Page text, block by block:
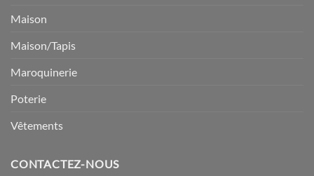
Maison
Maison/Tapis
Maroquinerie
Poterie
Vêtements
CONTACTEZ-NOUS